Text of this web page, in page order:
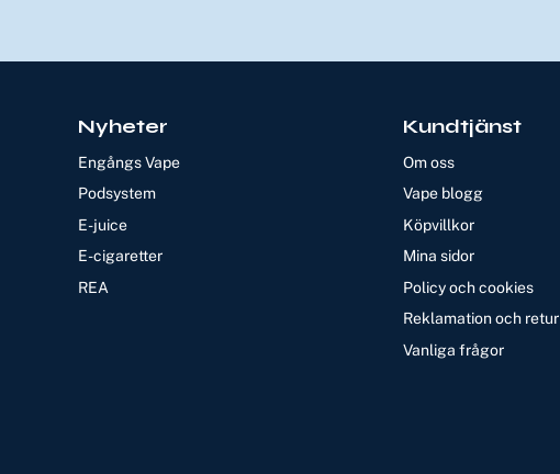
Nyheter
Engångs Vape
Podsystem
E-juice
E-cigaretter
REA
Kundtjänst
Om oss
Vape blogg
Köpvillkor
Mina sidor
Policy och cookies
Reklamation och retur
Vanliga frågor